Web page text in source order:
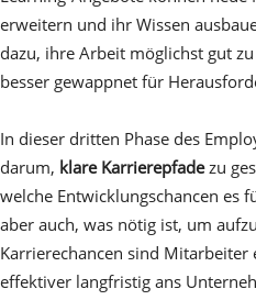
erweitern und ihr Wissen
dazu, ihre Arbeit möglichst gut
besser gewappnet für
In dieser dritten Phase des
darum, klare Karrierepfadezu
welche Entwicklungschancen es
aber auch, was nötig ist, um
Karrierechancen sind
effektiver langfristig ans